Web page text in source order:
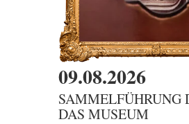
09.08.2026
SAMMELFÜHRUNG
DAS MUSEUM